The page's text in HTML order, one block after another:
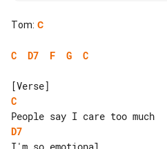
Tom: C
C D7 F G C
C
D7